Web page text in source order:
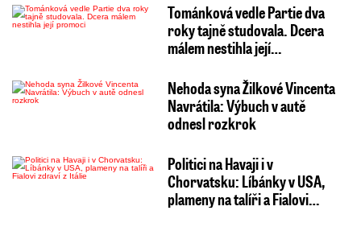
Tománková vedle Partie dva
roky tajně studovala. Dcera
málem nestihla její…
Nehoda syna Žilkové Vincenta
Navrátila: Výbuch v autě
odnesl rozkrok
Politici na Havaji i v
Chorvatsku: Líbánky v USA,
plameny na talíři a Fialovi…